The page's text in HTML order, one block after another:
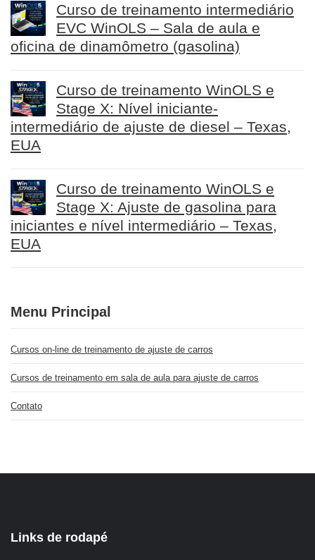
Curso de treinamento intermediário
EVC WinOLS – Sala de aula e
oficina de dinamômetro (gasolina)
Curso de treinamento WinOLS e
Stage X: Nível iniciante-
intermediário de ajuste de diesel – Texas,
EUA
Curso de treinamento WinOLS e
Stage X: Ajuste de gasolina para
iniciantes e nível intermediário – Texas,
EUA
Menu Principal
Cursos on-line de treinamento de ajuste de carros
Cursos de treinamento em sala de aula para ajuste de carros
Contato
Links de rodapé